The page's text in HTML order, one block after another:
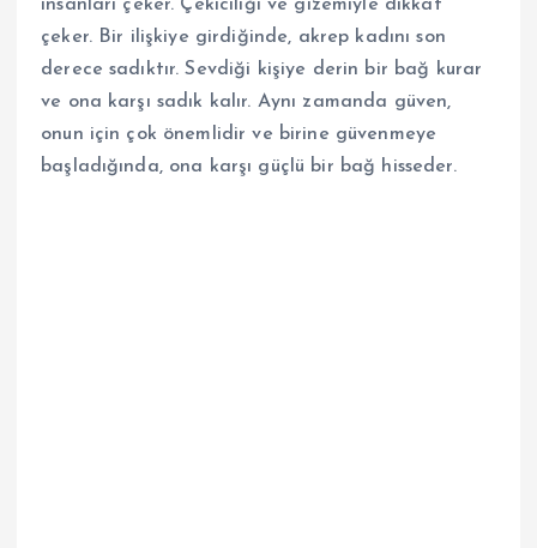
insanları çeker. Çekiciliği ve gizemiyle dikkat
çeker. Bir ilişkiye girdiğinde, akrep kadını son
derece sadıktır. Sevdiği kişiye derin bir bağ kurar
ve ona karşı sadık kalır. Aynı zamanda güven,
onun için çok önemlidir ve birine güvenmeye
başladığında, ona karşı güçlü bir bağ hisseder.